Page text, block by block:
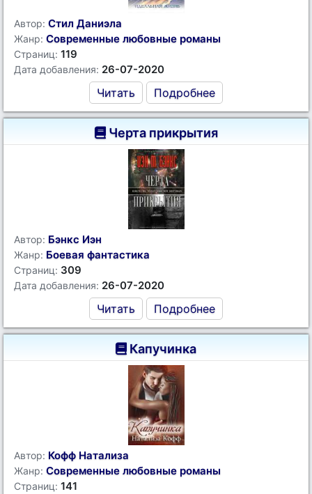
Автор: Стил Даниэла
Жанр: Современные любовные романы
Страниц: 119
Дата добавления: 26-07-2020
Читать Подробнее
Черта прикрытия
Автор: Бэнкс Иэн
Жанр: Боевая фантастика
Страниц: 309
Дата добавления: 26-07-2020
Читать Подробнее
Капучинка
Автор: Кофф Натализа
Жанр: Современные любовные романы
Страниц: 141